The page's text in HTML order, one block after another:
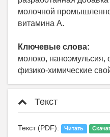
молочной
витамина А.
Ключевые слова:
молоко, наноэмульсия,
физико-химические
Текст
Текст (PDF): Читать